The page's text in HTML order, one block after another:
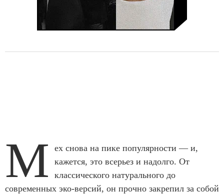
М
ех снова на пике популярности — и,
кажется, это всерьез и надолго. От
классического натурального до
современных эко-версий, он прочно закрепил за собой